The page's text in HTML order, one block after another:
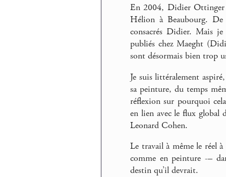
En 2004, Didier Ottinger
Hélion à Beaubourg.
consacrés Didier. Mais
publiés chez Maeght
sont désormais bien trop
Je suis littéralement
sa peinture, du temps
réflexion sur pourquoi
en lien avec le flux global
Leonard Cohen.
Le travail à même le réel
comme en peinture -–
destin qu’il devrait.